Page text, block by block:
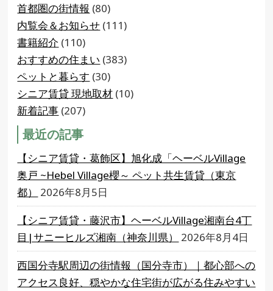
首都圏の街情報 (80)
内覧会＆お知らせ (111)
書籍紹介 (110)
おすすめの住まい (383)
ペットと暮らす (30)
シニア賃貸 現地取材 (10)
新着記事 (207)
最近の記事
【シニア賃貸・葛飾区】旭化成「ヘーベルVillage
奥戸 ~Hebel Village櫻～ ペット共生賃貸（東京
都）
2026年8月5日
【シニア賃貸・藤沢市】ヘーベルVillage湘南台4丁
目|サニーヒルズ湘南（神奈川県）
2026年8月4日
西国分寺駅周辺の街情報（国分寺市）｜都心部への
アクセス良好、穏やかな住宅街が広がる住みやすい